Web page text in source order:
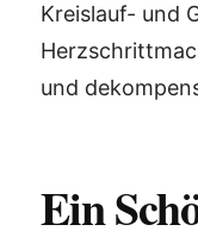
Kreislauf- und
und
Ein